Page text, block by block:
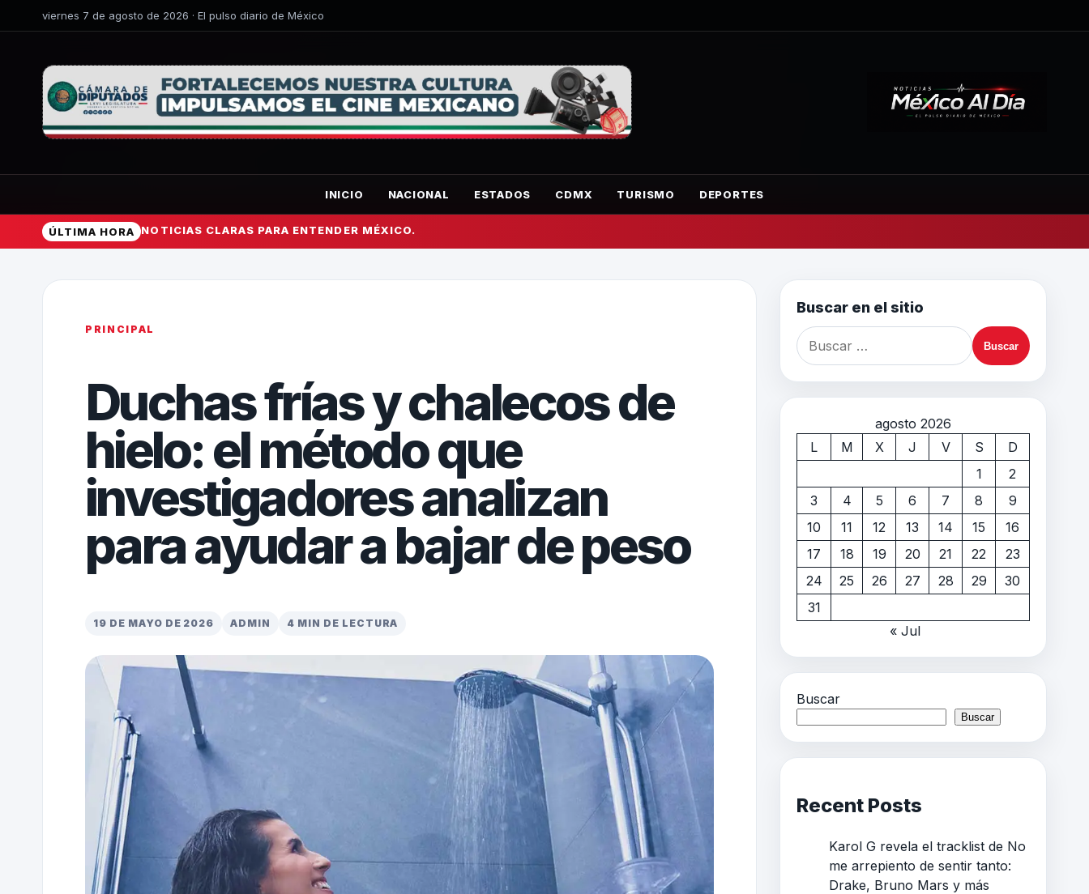
viernes 7 de agosto de 2026 · El pulso diario de México
INICIO NACIONAL ESTADOS CDMX TURISMO DEPORTES
ÚLTIMA HORA NOTICIAS CLARAS PARA ENTENDER MÉXICO.
PRINCIPAL
Duchas frías y chalecos de
hielo: el método que
investigadores analizan
para ayudar a bajar de peso
19 DE MAYO DE 2026 ADMIN 4 MIN DE LECTURA
Buscar en el sitio
agosto 2026
L
M X J V S
D
1
2
3
4 5 6 7 8
9
10
11 12 13 14 15
16
17
18 19 20 21 22
23
24
25 26 27 28 29
30
31
« Jul
Buscar
Buscar
Recent Posts
Karol G revela el tracklist de No
me arrepiento de sentir tanto:
Drake, Bruno Mars y más